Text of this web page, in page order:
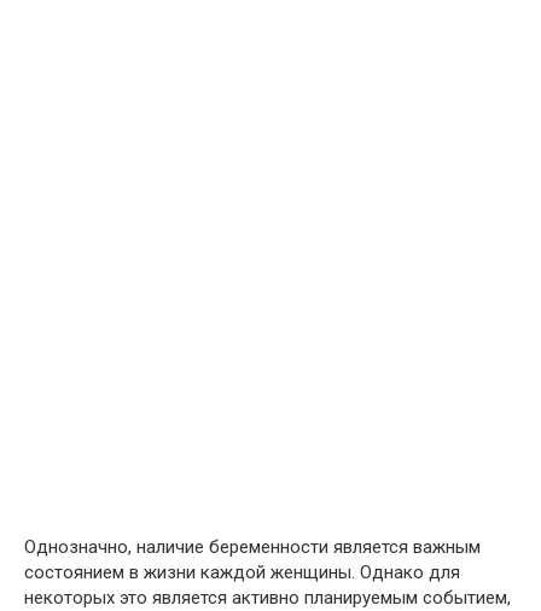
Однозначно, наличие беременности является важным
состоянием в жизни каждой женщины. Однако для
некоторых это является активно планируемым событием,